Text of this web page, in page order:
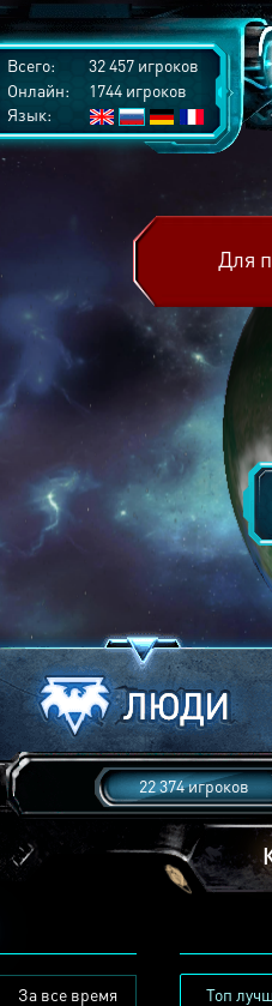
Всего:
32 457 игроков
Онлайн:
1744 игроков
Язык:
Для
22 374 игроков
За все время Топ